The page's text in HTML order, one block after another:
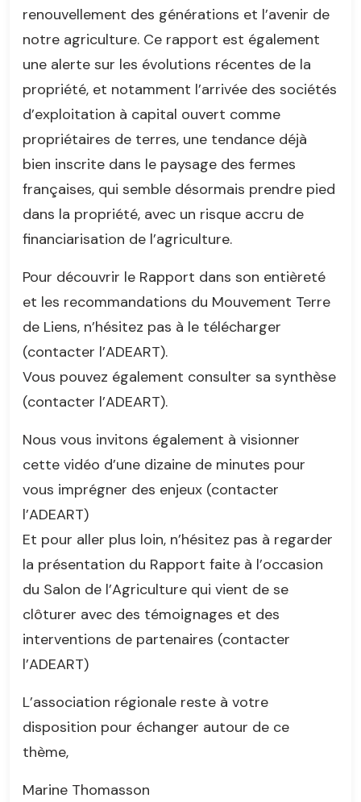
renouvellement des générations et l’avenir de
notre agriculture. Ce rapport est également
une alerte sur les évolutions récentes de la
propriété, et notamment l’arrivée des sociétés
d’exploitation à capital ouvert comme
propriétaires de terres, une tendance déjà
bien inscrite dans le paysage des fermes
françaises, qui semble désormais prendre pied
dans la propriété, avec un risque accru de
financiarisation de l’agriculture.
Pour découvrir le Rapport dans son entièreté
et les recommandations du Mouvement Terre
de Liens, n’hésitez pas à le télécharger
(contacter l’ADEART).
Vous pouvez également consulter sa synthèse
(contacter l’ADEART).
Nous vous invitons également à visionner
cette vidéo d’une dizaine de minutes pour
vous imprégner des enjeux (contacter
l’ADEART)
Et pour aller plus loin, n’hésitez pas à regarder
la présentation du Rapport faite à l’occasion
du Salon de l’Agriculture qui vient de se
clôturer avec des témoignages et des
interventions de partenaires (contacter
l’ADEART)
L’association régionale reste à votre
disposition pour échanger autour de ce
thème,
Marine Thomasson